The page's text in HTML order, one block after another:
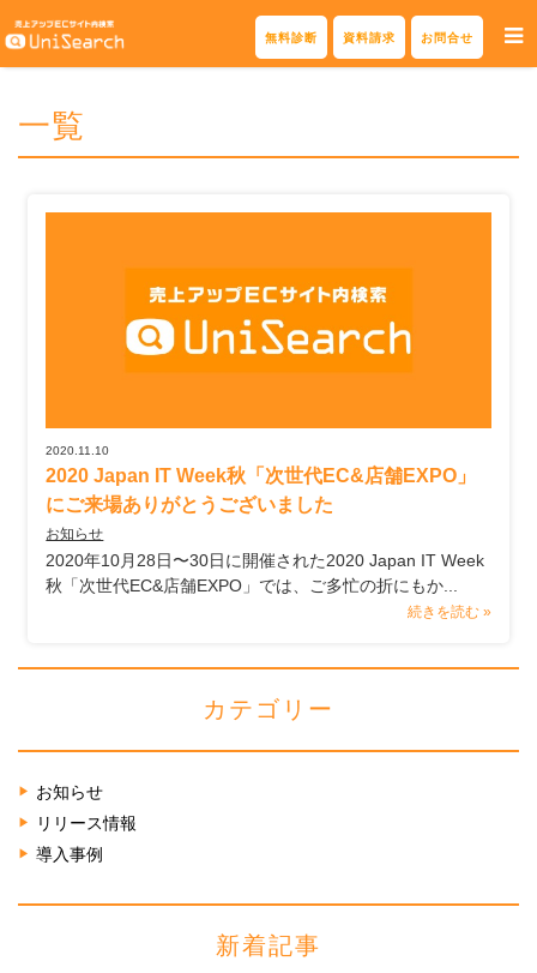
Skip
to
無料診断 資料請求 お問合せ
一覧
2020.11.10
2020 Japan IT Week秋「次世代EC&店舗EXPO」
にご来場ありがとうございました
お知らせ
2020年10月28日〜30日に開催された2020 Japan IT Week
秋「次世代EC&店舗EXPO」では、ご多忙の折にもか...
続きを読む »
カテゴリー
お知らせ
リリース情報
導入事例
新着記事